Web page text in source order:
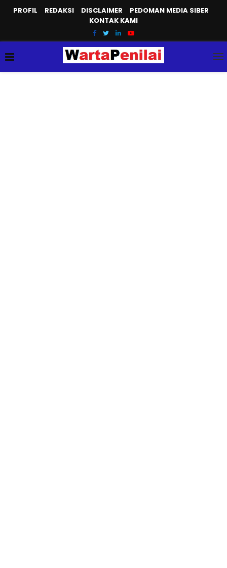
PROFIL REDAKSI DISCLAIMER
PEDOMAN MEDIA SIBER
KONTAK KAMI